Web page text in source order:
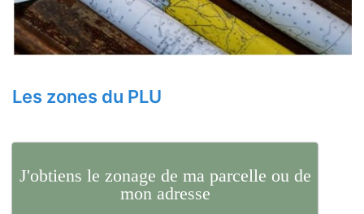
Les zones du PLU
J'obtiens le zonage de ma parcelle ou de
mon adresse